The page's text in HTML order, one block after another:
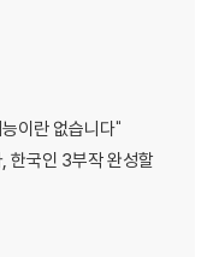
지타운대학교 로스쿨을
두게 되면서 오랜 꿈
야기를 담은
이란 없습니다"
, 한국인 3부작 완성할